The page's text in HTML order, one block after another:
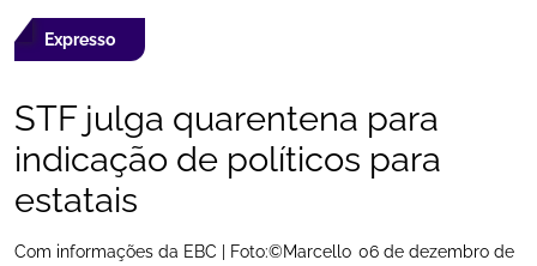
Expresso
STF julga quarentena para
indicação de políticos para
estatais
Com informações da EBC | Foto:©Marcello 06 de dezembro de